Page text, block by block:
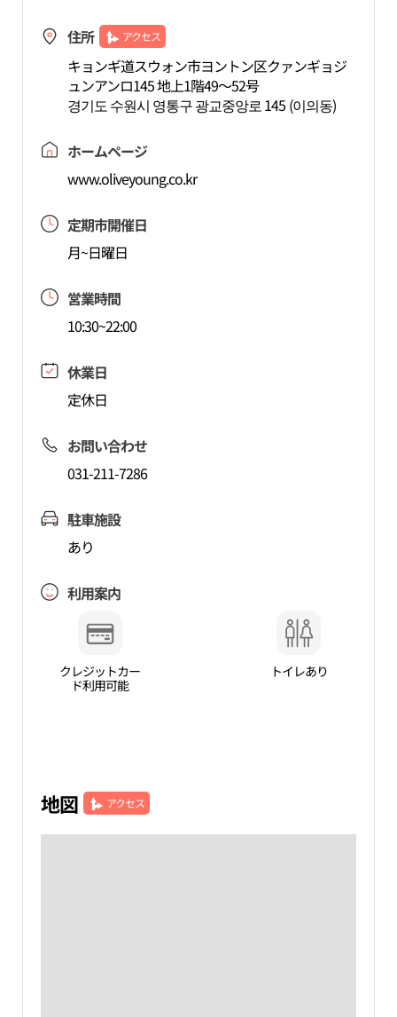
住所 アクセス
キョンギ道スウォン市ヨントン区クァンギョジ
ュンアンロ145 地上1階49～52号
경기도 수원시 영통구 광교중앙로 145 (이의동)
ホームページ
www.oliveyoung.co.kr
定期市開催日
月~日曜日
営業時間
10:30~22:00
休業日
定休日
お問い合わせ
031-211-7286
駐車施設
あり
利用案内
クレジットカー
ド利用可能
トイレあり
地図 アクセス